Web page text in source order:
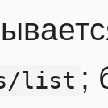
list ;